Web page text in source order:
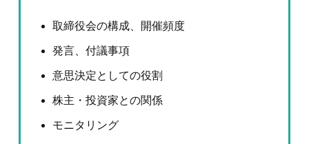
取締役会の構成、開催頻度
発言、付議事項
意思決定としての役割
株主・投資家との関係
モニタリング